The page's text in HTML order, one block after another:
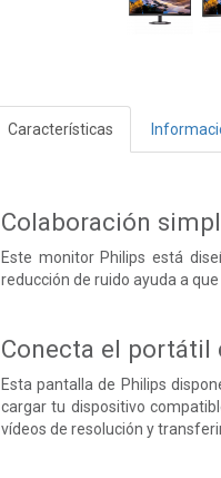
Características
Colaboración
Este monitor Philips está
reducción de ruido ayuda a
Conecta el portátil
Esta pantalla de Philips
cargar tu dispositivo
vídeos de resolución y